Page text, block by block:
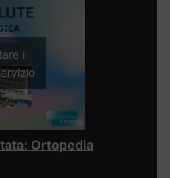
i
Ortopedia